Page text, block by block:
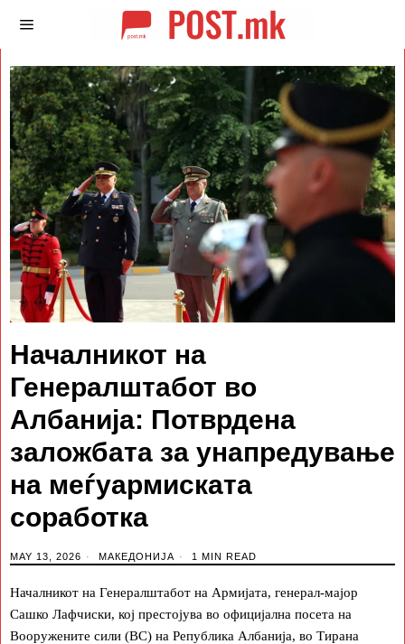
Началникот на
Генералштабот во
Албанија: Потврдена
заложбата за унапредување
на меѓуармиската
соработка
MAY 13, 2026 МАКЕДОНИЈА 1 MIN READ
Началникот на Генералштабот на Армијата, генерал-мајор
Сашко Лафчиски, кој престојува во официјална посета на
Вооружените сили (ВС) на Република Албанија, во Тирана